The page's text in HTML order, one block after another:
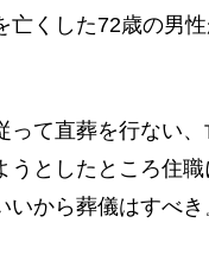
亡くした72歳の男
って直葬を行ない
うとしたところ住
いから葬儀はすべ